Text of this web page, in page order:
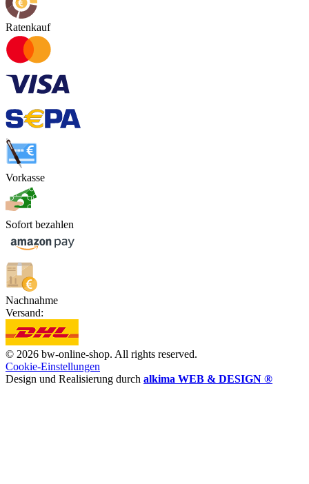
Ratenkauf
Vorkasse
Sofort bezahlen
Nachnahme
Versand:
© 2026 bw-online-shop. All rights reserved.
Cookie-Einstellungen
Design und Realisierung durch alkima WEB & DESIGN ®